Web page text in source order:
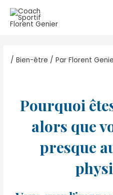
contenu
/Bien-être / ParFlorent
Pourquoi
alors que
presque
des
articles